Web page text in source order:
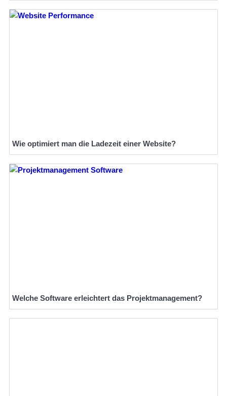
Wie optimiert man die Ladezeit einer Website?
Welche Software erleichtert das Projektmanagement?